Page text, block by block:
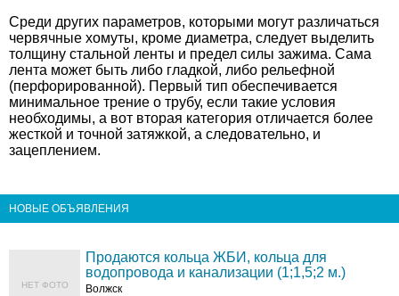
Среди других параметров, которыми могут различаться
червячные хомуты, кроме диаметра, следует выделить
толщину стальной ленты и предел силы зажима. Сама
лента может быть либо гладкой, либо рельефной
(перфорированной). Первый тип обеспечивается
минимальное трение о трубу, если такие условия
необходимы, а вот вторая категория отличается более
жесткой и точной затяжкой, а следовательно, и
зацеплением.
НОВЫЕ ОБЪЯВЛЕНИЯ
НЕТ ФОТО
Продаются кольца ЖБИ, кольца для
водопровода и канализации (1;1,5;2 м.)
Волжск